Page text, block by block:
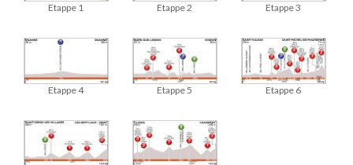
Etappe 1 Etappe 2 Etappe 3
Etappe 4 Etappe 5 Etappe 6